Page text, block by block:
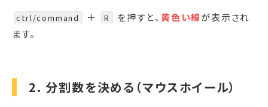
ctrl/command ＋ R を押すと、黄色い線が表示され
ます。
2. 分割数を決める（マウスホイール）